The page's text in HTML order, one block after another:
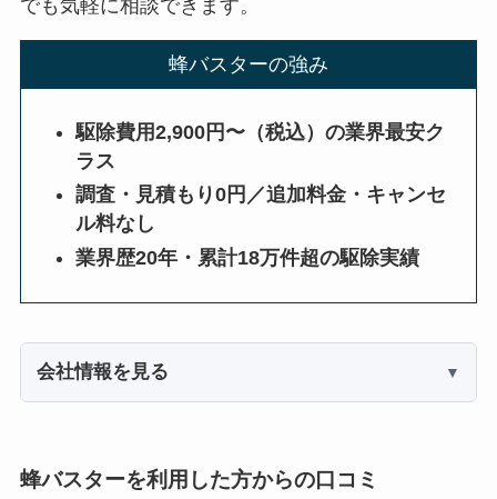
でも気軽に相談できます。
蜂バスターの強み
駆除費用2,900円〜（税込）の業界最安ク
ラス
調査・見積もり0円／追加料金・キャンセ
ル料なし
業界歴20年・累計18万件超の駆除実績
会社情報を見る
蜂バスターを利用した方からの口コミ